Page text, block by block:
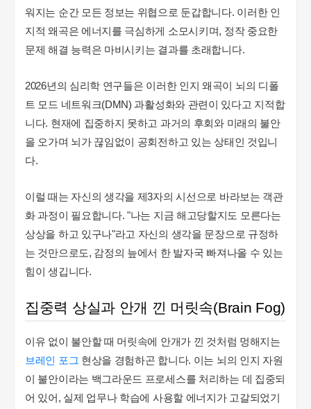
워지는 순간 모든 정보는 위협으로 둔갑합니다. 이러한 인
지적 왜곡은 에너지를 극심하게 소모시키며, 정작 중요한
문제 해결 능력은 마비시키는 결과를 초래합니다.
2026년의 심리학 연구들은 이러한 인지 왜곡이 뇌의 디폴
트 모드 네트워크(DMN) 과활성화와 관련이 있다고 지적합
니다. 현재에 집중하지 못하고 과거의 후회와 미래의 불안
을 오가며 뇌가 끊임없이 공회전하고 있는 상태인 것입니
다.
이럴 때는 자신의 생각을 제3자의 시선으로 바라보는 객관
화 과정이 필요합니다. "나는 지금 해고당할지도 모른다는
상상을 하고 있구나"라고 자신의 생각을 문장으로 규정하
는 것만으로도, 감정의 늪에서 한 발자국 빠져나올 수 있는
힘이 생깁니다.
집중력 상실과 안개 낀 머릿속(Brain Fog)
이유 없이 불안할 때 머릿속에 안개가 낀 것처럼 멍해지는
브레인 포그 현상을 경험하곤 합니다. 이는 뇌의 인지 자원
이 불안이라는 백그라운드 프로세스를 처리하는 데 집중되
어 있어, 실제 업무나 학습에 사용할 에너지가 고갈되었기